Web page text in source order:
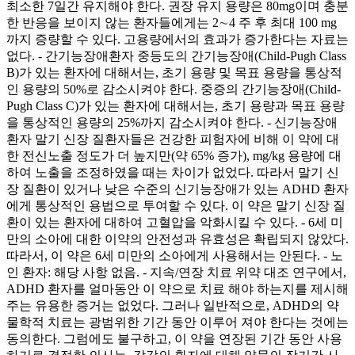
최소한 7일간 유지해야 한다. 권장 유지 용량은 80mg이며 충분
한 반응을 보이지 않는 환자들에게는 2∼4 주 후 최대 100 mg
까지 증량할 수 있다. 고용량에서의 효과가 증가한다는 자료는
없다. - 간기능장애환자 중등도의 간기능장애(Child-Pugh Class
B)가 있는 환자에 대해서는, 초기 용량 및 목표 용량을 통상적
인 용량의 50%로 감소시켜야 한다. 중증의 간기능장애(Child-
Pugh Class C)가 있는 환자에 대해서는, 초기 용량과 목표 용량
을 통상적인 용량의 25%까지 감소시켜야 한다. - 신기능장애
환자 말기 신장 질환자들은 건강한 피험자에 비해 이 약에 대
한 전신노출 정도가 더 높지만(약 65% 증가), mg/kg 용량에 대
하여 노출을 조정하였을 때는 차이가 없었다. 따라서 말기 신
장 질환이 있거나 낮은 수준의 신기능장애가 있는 ADHD 환자
에게 통상적인 용법으로 투여할 수 있다. 이 약은 말기 신장 질
환이 있는 환자에 대하여 고혈압을 악화시킬 수 있다. - 6세 미
만의 소아에 대한 이약의 안전성과 유효성은 확립되지 않았다.
따라서, 이 약은 6세 미만의 소아에게 사용해서는 안된다. - 노
인 환자: 해당 사항 없음. - 지속/연장 치료 위약 대조 연구에서,
ADHD 환자를 얼마동안 이 약으로 치료 해야 하는지를 제시해
주는 유용한 증거는 없었다. 그러나 일반적으로, ADHD의 약
물학적 치료는 광범위한 기간 동안 이루어 져야 한다는 것에는
동의한다. 그럼에도 불구하고, 이 약을 연장된 기간 동안 사용